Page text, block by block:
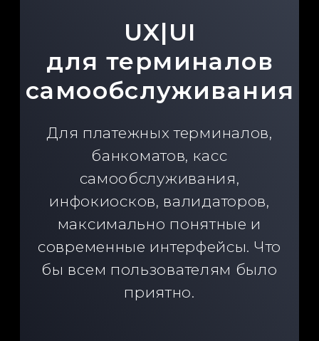
HMI для
оборудования
Мы создаем интерактивные
продукты для продажи
машиностроительному сектору и
другим отраслям